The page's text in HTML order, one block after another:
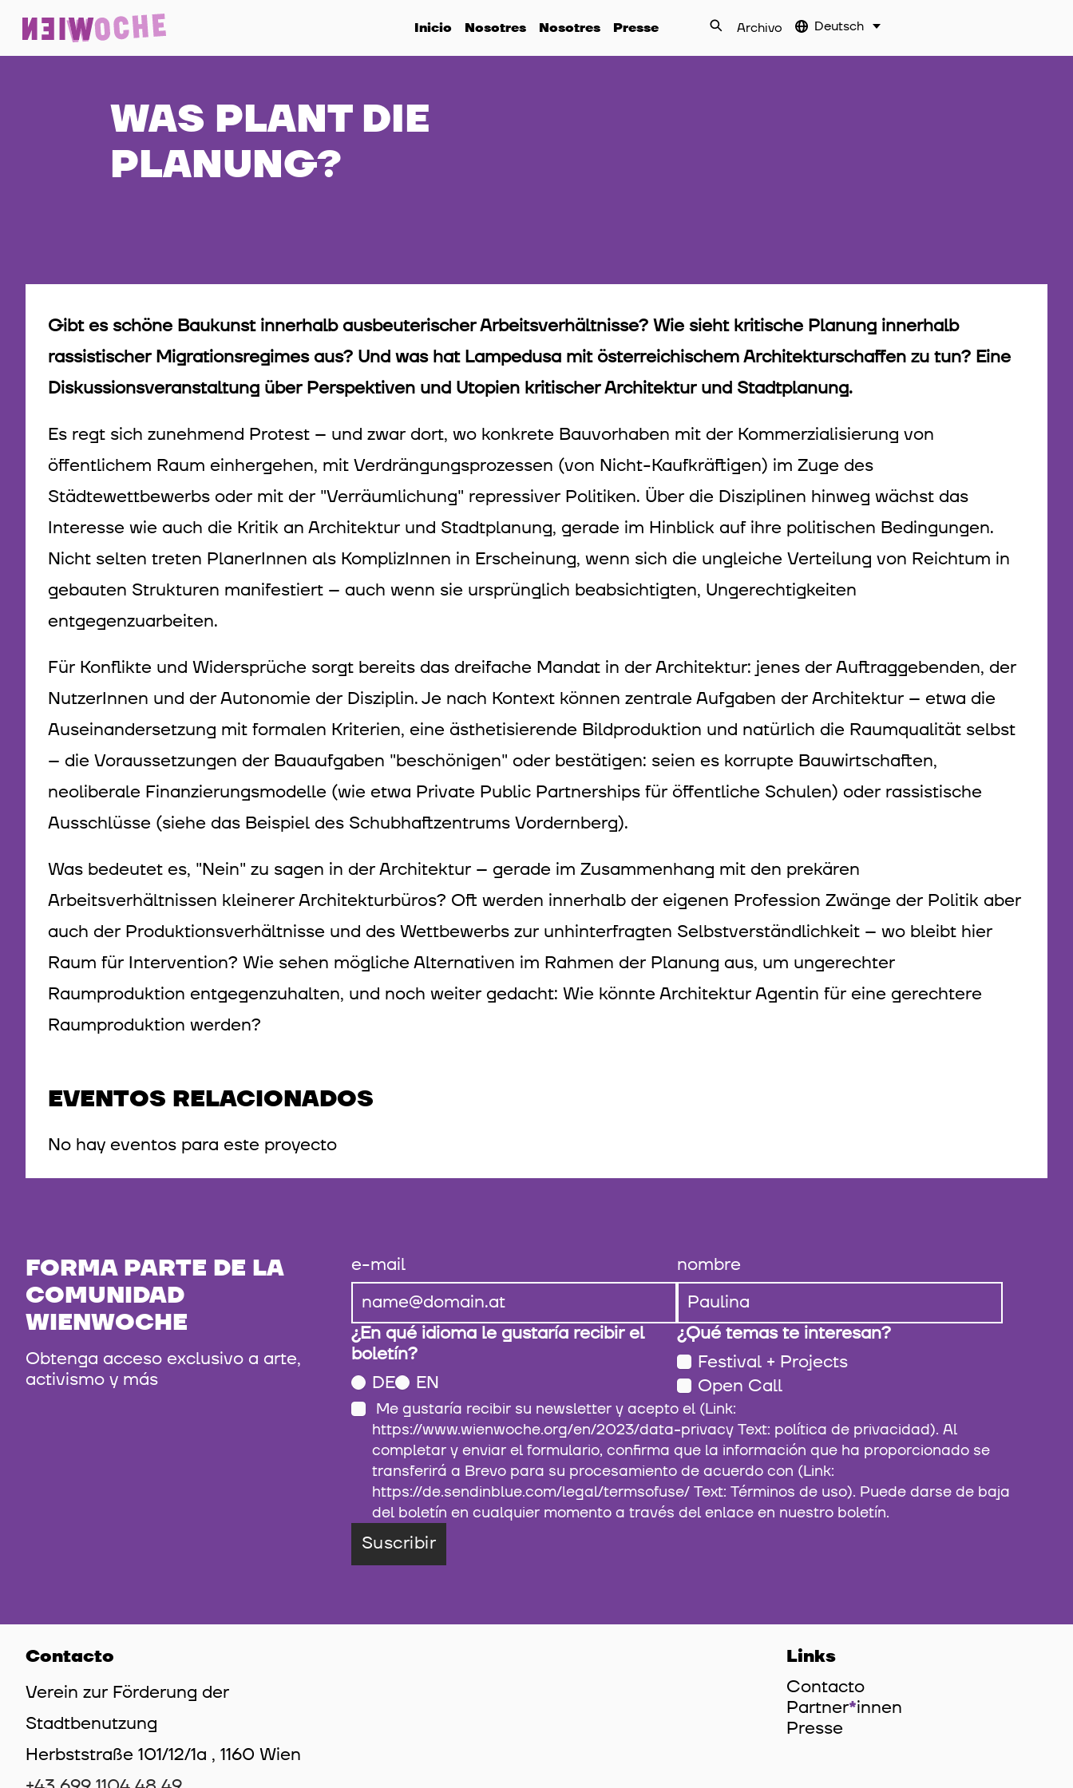
Inicio Nosotres Nosotres Presse Archivo Deutsch
WAS PLANT DIE
PLANUNG?
Gibt es schöne Baukunst innerhalb ausbeuterischer Arbeitsverhältnisse? Wie sieht kritische Planung innerhalb
rassistischer Migrationsregimes aus? Und was hat Lampedusa mit österreichischem Architekturschaffen zu tun? Eine
Diskussionsveranstaltung über Perspektiven und Utopien kritischer Architektur und Stadtplanung.
Es regt sich zunehmend Protest – und zwar dort, wo konkrete Bauvorhaben mit der Kommerzialisierung von
öffentlichem Raum einhergehen, mit Verdrängungsprozessen (von Nicht-Kaufkräftigen) im Zuge des
Städtewettbewerbs oder mit der "Verräumlichung" repressiver Politiken. Über die Disziplinen hinweg wächst das
Interesse wie auch die Kritik an Architektur und Stadtplanung, gerade im Hinblick auf ihre politischen Bedingungen.
Nicht selten treten PlanerInnen als KomplizInnen in Erscheinung, wenn sich die ungleiche Verteilung von Reichtum in
gebauten Strukturen manifestiert – auch wenn sie ursprünglich beabsichtigten, Ungerechtigkeiten
entgegenzuarbeiten.
Für Konflikte und Widersprüche sorgt bereits das dreifache Mandat in der Architektur: jenes der Auftraggebenden, der
NutzerInnen und der Autonomie der Disziplin. Je nach Kontext können zentrale Aufgaben der Architektur – etwa die
Auseinandersetzung mit formalen Kriterien, eine ästhetisierende Bildproduktion und natürlich die Raumqualität selbst
– die Voraussetzungen der Bauaufgaben "beschönigen" oder bestätigen: seien es korrupte Bauwirtschaften,
neoliberale Finanzierungsmodelle (wie etwa Private Public Partnerships für öffentliche Schulen) oder rassistische
Ausschlüsse (siehe das Beispiel des Schubhaftzentrums Vordernberg).
Was bedeutet es, "Nein" zu sagen in der Architektur – gerade im Zusammenhang mit den prekären
Arbeitsverhältnissen kleinerer Architekturbüros? Oft werden innerhalb der eigenen Profession Zwänge der Politik aber
auch der Produktionsverhältnisse und des Wettbewerbs zur unhinterfragten Selbstverständlichkeit – wo bleibt hier
Raum für Intervention? Wie sehen mögliche Alternativen im Rahmen der Planung aus, um ungerechter
Raumproduktion entgegenzuhalten, und noch weiter gedacht: Wie könnte Architektur Agentin für eine gerechtere
Raumproduktion werden?
EVENTOS RELACIONADOS
No hay eventos para este proyecto
FORMA PARTE DE LA
COMUNIDAD
WIENWOCHE
Obtenga acceso exclusivo a arte,
activismo y más
e-mail nombre
¿En qué idioma le gustaría recibir el
boletín?
DE
EN
¿Qué temas te interesan?
Festival + Projects
Open Call
https://www.wienwoche.org/en/2023/data-privacy Text: política de privacidad). Al
completar y enviar el formulario, confirma que la información que ha proporcionado se
transferirá a Brevo para su procesamiento de acuerdo con (Link:
https://de.sendinblue.com/legal/termsofuse/ Text: Términos de uso). Puede darse de baja
del boletín en cualquier momento a través del enlace en nuestro boletín.
Suscribir
Contacto
Verein zur Förderung der
Stadtbenutzung
Herbststraße 101/12/1a , 1160 Wien
Links
Contacto
Partner*innen
Presse